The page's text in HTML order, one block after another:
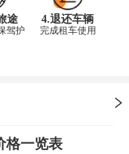
途
驾护
4.退还车辆
完成租车使用
格一览表